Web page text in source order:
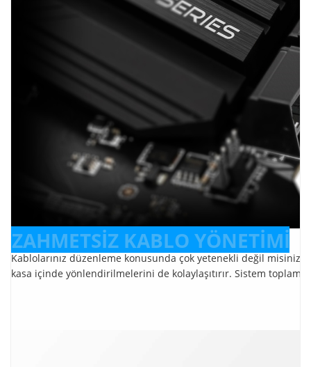
ZAHMETSİZ KABLO YÖNETİMİ
Kablolarınız düzenleme konusunda çok yetenekli değil misiniz?
kasa içinde yönlendirilmelerini de kolaylaşıtırır. Sistem